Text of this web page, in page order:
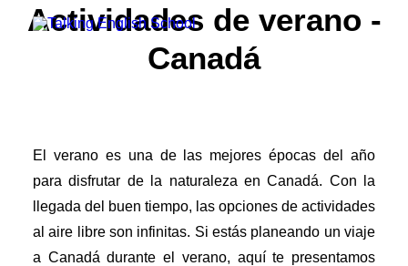
Prueba tu Nivel Gratis
Actividades de verano -
Canadá
El verano es una de las mejores épocas del año
para disfrutar de la naturaleza en Canadá. Con la
llegada del buen tiempo, las opciones de actividades
al aire libre son infinitas. Si estás planeando un viaje
a Canadá durante el verano, aquí te presentamos